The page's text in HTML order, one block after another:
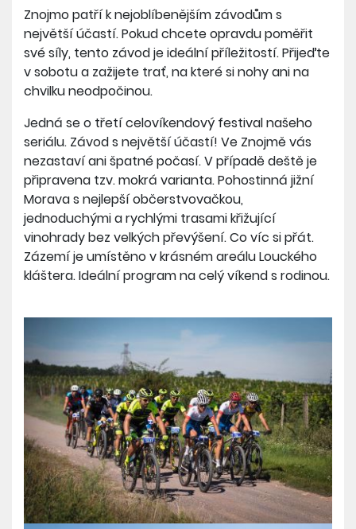
Znojmo patří k nejoblíbenějším závodům s
největší účastí. Pokud chcete opravdu poměřit
své síly, tento závod je ideální příležitostí. Přijeďte
v sobotu a zažijete trať, na které si nohy ani na
chvilku neodpočinou.
Jedná se o třetí celovíkendový festival našeho
seriálu. Závod s největší účastí! Ve Znojmě vás
nezastaví ani špatné počasí. V případě deště je
připravena tzv. mokrá varianta. Pohostinná jižní
Morava s nejlepší občerstvovačkou,
jednoduchými a rychlými trasami křižující
vinohrady bez velkých převýšení. Co víc si přát.
Zázemí je umístěno v krásném areálu Louckého
kláštera. Ideální program na celý víkend s rodinou.